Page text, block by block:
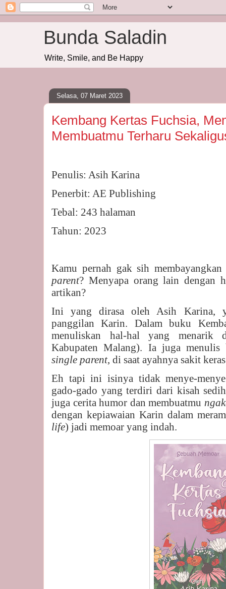
Bunda Saladin
Write, Smile, and Be Happy
Selasa, 07 Maret 2023
Kembang Kertas Fuchsia,
Membuatmu Terharu
Penulis: Asih Karina
Penerbit: AE Publishing
Tebal: 243 halaman
Tahun: 2023
Kamu pernah gak sih
parent? Menyapa orang lain dengan
artikan?
Ini yang dirasa oleh Asih Karina,
panggilan Karin. Dalam buku
menuliskan hal-hal yang menarik
Kabupaten Malang). Ia juga menulis
single parent, di saat ayahnya sakit
Eh tapi ini isinya tidak menye-
gado-gado yang terdiri dari kisah
juga cerita humor dan membuatmu
dengan kepiawaian Karin dalam
life) jadi memoar yang indah.